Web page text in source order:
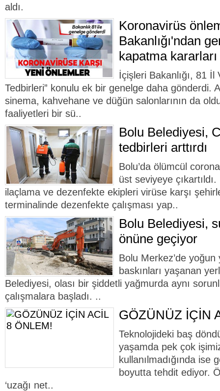
aldı.
Koronavirüs
Bakanlığı'ndan
kapatma kararları
İçişleri Bakanlığı, 81 İl
Tedbirleri” konulu ek bir genelge daha gönderdi.
sinema, kahvehane ve düğün salonlarının da
faaliyetleri bir sü..
Bolu Belediyesi,
tedbirleri arttırdı
Bolu’da ölümcül
üst seviyeye
ilaçlama ve dezenfekte ekipleri virüse karşı
terminalinde dezenfekte çalışması yap..
Bolu Belediyesi,
önüne geçiyor
Bolu Merkez’de
baskınları yaşanan
Belediyesi, olası bir şiddetli yağmurda aynı
çalışmalara başladı. ..
GÖZÜNÜZ İÇİN
Teknolojideki baş
yaşamda pek çok
kullanılmadığında ise
boyutta tehdit ediyor.
‘uzağı net..